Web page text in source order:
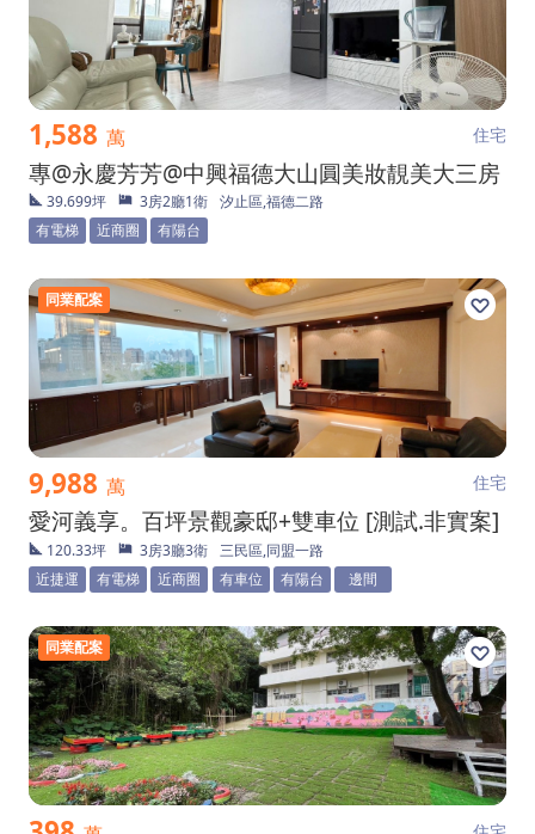
1,588 萬 住宅
專@永慶芳芳@中興福德大山圓美妝靚美大三房
39.699坪 3房2廳1衛 汐止區,福德二路
有電梯
近商圈 有陽台
同業配案
9,988 萬 住宅
愛河義享。百坪景觀豪邸+雙車位 [測試.非實案]
120.33坪 3房3廳3衛 三民區,同盟一路
近捷運
有電梯 近商圈 有車位 有陽台 邊間
同業配案